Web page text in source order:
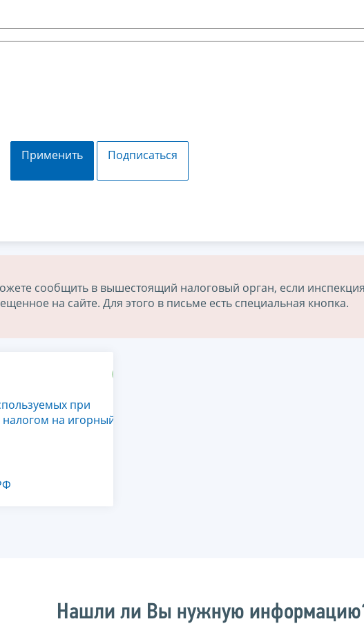
Применить Подписаться
сообщить в вышестоящий налоговый орган, если
на сайте. Для этого в письме есть специальная кнопка.
при
на игорный
Нашли ли Вы нужную